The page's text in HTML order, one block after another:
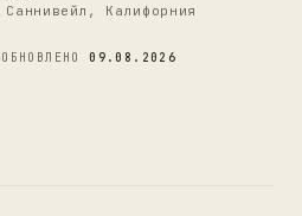
Калифорния
ОБНОВЛЕНО09.08.2026